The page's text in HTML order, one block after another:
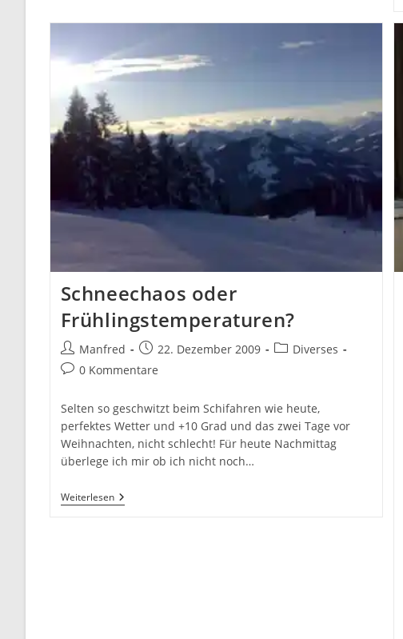
Schneechaos oder
Frühlingstemperaturen?
Beitrags-
Autor:
Manfred
Beitrag
veröffentlicht:
22. Dezember 2009
Beitrags-
Diverses
Beitrags-
0 Kommentare
Selten so geschwitzt beim Schifahren wie heute,
perfektes Wetter und +10 Grad und das zwei Tage vor
Weihnachten, nicht schlecht! Für heute Nachmittag
überlege ich mir ob ich nicht noch…
WeiterlesenSchneechaos
Oder